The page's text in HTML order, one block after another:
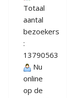
Totaal
aantal
bezoekers
:
13790563
Nu
online
op de